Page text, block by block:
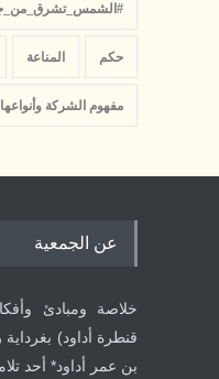
حكم المناعة
مفهوم الشركة وأنواعها
عن الجمعية
خلاصة ومبادئ
قنطرة أداود)
بن عمر أداود* أحد